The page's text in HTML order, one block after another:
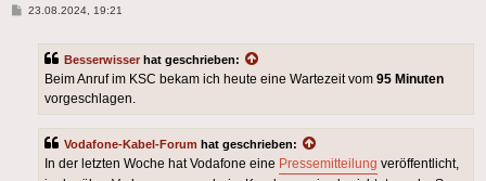
Beitrag
23.08.2024, 19:21
Besserwisser hat geschrieben:
Beim Anruf im KSC bekam ich heute eine Wartezeit vom 95 Minuten
vorgeschlagen.
Vodafone-Kabel-Forum hat geschrieben:
In der letzten Woche hat Vodafone eine Pressemitteilung veröffentlicht,